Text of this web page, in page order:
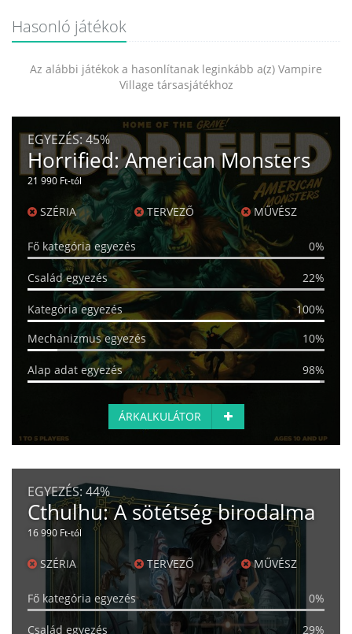
Hasonló játékok
Az alábbi játékok a hasonlítanak leginkább a(z) Vampire
Village társasjátékhoz
EGYEZÉS:45%
Horrified: American Monsters
21 990 Ft-tól
SZÉRIA TERVEZŐ MŰVÉSZ
Fő kategória egyezés 0%
Család egyezés 22%
Kategória egyezés
100%
Mechanizmus egyezés
10%
Alap adat egyezés 98%
ÁRKALKULÁTOR
EGYEZÉS: 44%
Cthulhu: A sötétség birodalma
16 990 Ft-tól
SZÉRIA TERVEZŐ MŰVÉSZ
Fő kategória egyezés 0%
Család egyezés 29%